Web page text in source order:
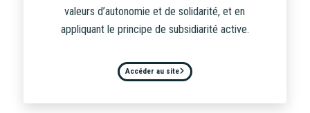
valeurs d’autonomie et de solidarité, et en
appliquant le principe de subsidiarité active.
Accéder au site